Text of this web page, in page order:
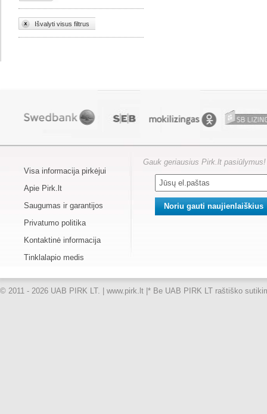
Išvalyti visus filtrus
Visa informacija pirkėjui
Apie Pirk.lt
Saugumas ir garantijos
Privatumo politika
Kontaktinė informacija
Tinklalapio medis
Gauk geriausius Pirk.lt pasiūlymus!
© 2011 - 2026 UAB PIRK LT. | www.pirk.lt |* Be UAB PIRK LT raštiško